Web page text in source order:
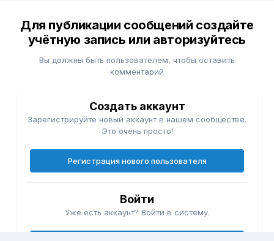
Для публикации сообщений создайте
учётную запись или авторизуйтесь
Вы должны быть пользователем, чтобы оставить
комментарий
Создать аккаунт
Зарегистрируйте новый аккаунт в нашем сообществе.
Это очень просто!
Регистрация нового пользователя
Войти
Уже есть аккаунт? Войти в систему.